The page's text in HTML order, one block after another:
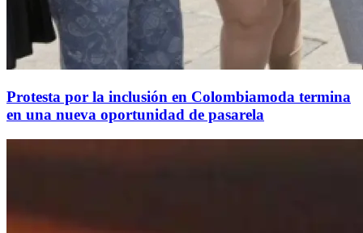
Protesta por la inclusión en Colombiamoda termina
en una nueva oportunidad de pasarela